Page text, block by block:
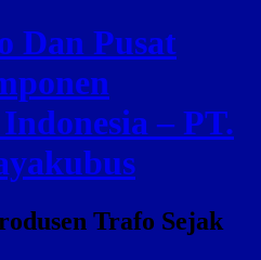
Dan Pusat
– PT.
Trafo Sejak